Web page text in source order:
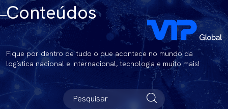
Conteúdos
Fique por dentro de tudo o que acontece no mundo da
logística nacional e internacional, tecnologia e muito mais!